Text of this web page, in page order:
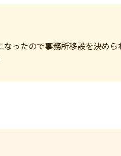
ったので事務所移設を決めら